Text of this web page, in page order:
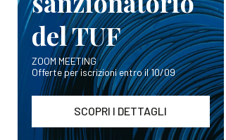
del TUF
ZOOM MEETING
Offerte per iscrizioni entro il 10/09
SCOPRI I DETTAGLI